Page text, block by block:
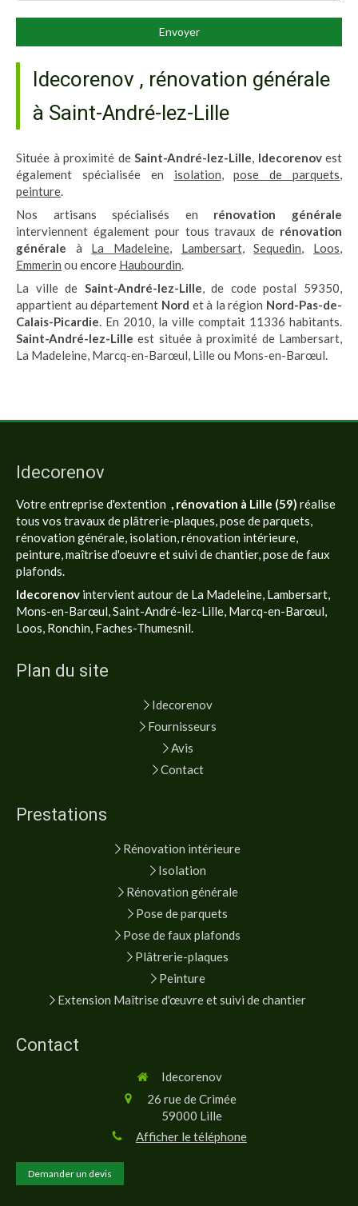
Envoyer
Idecorenov , rénovation générale
à Saint-André-lez-Lille
Située à proximité de Saint-André-lez-Lille, Idecorenov est
également spécialisée en isolation,pose de parquets,
peinture.
Nos artisans spécialisés en rénovation générale
interviennent également pour tous travaux de rénovation
générale à La Madeleine, Lambersart,Sequedin, Loos,
Emmerin ou encore Haubourdin.
La ville de Saint-André-lez-Lille, de code postal 59350,
appartient au département Nord et à la région Nord-Pas-de-
Calais-Picardie. En 2010, la ville comptait 11336 habitants.
Saint-André-lez-Lille est située à proximité de Lambersart,
La Madeleine, Marcq-en-Barœul, Lille ou Mons-en-Barœul.
Idecorenov
Votre entreprise d'extention , rénovation à Lille (59) réalise
tous vos travaux de plâtrerie-plaques, pose de parquets,
rénovation générale, isolation, rénovation intérieure,
peinture, maîtrise d'oeuvre et suivi de chantier, pose de faux
plafonds.
Idecorenov intervient autour de La Madeleine, Lambersart,
Mons-en-Barœul, Saint-André-lez-Lille, Marcq-en-Barœul,
Loos, Ronchin, Faches-Thumesnil.
Plan du site
Idecorenov
Fournisseurs
Avis
Contact
Prestations
Rénovation intérieure
Isolation
Rénovation générale
Pose de parquets
Pose de faux plafonds
Plâtrerie-plaques
Peinture
Extension Maîtrise d'œuvre et suivi de chantier
Contact
Idecorenov
26 rue de Crimée
59000 Lille
Afficher le téléphone
Demander un devis